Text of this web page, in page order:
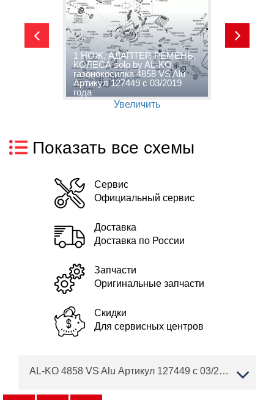
1 НОЖ, АДАПТЕР, РЕМЕНЬ,
КОЛЕСА solo by AL-KO
газонокосилка 4858 VS Alu
Артикул 127449 с 03/2019
года
Увеличить
Показать все схемы
Сервис
Официальный сервис
Доставка
Доставка по России
Запчасти
Оригинальные запчасти
Скидки
Для сервисных центров
AL-KO 4858 VS Alu Артикул 127449 с 03/2019 года Сервисные двигатели BRIGGS & STRATTON